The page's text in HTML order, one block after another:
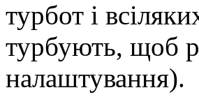
турбот і
турбують, щоб
налаштування).